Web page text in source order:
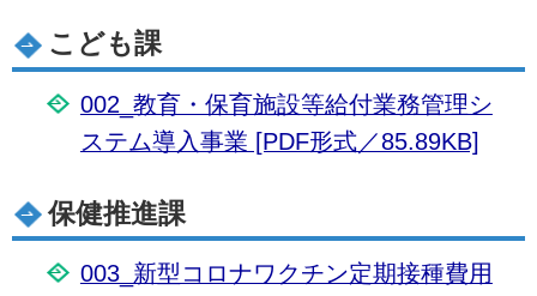
こども課
002_教育・保育施設等給付業務管理シ
ステム導入事業 [PDF形式／85.89KB]
保健推進課
003_新型コロナワクチン定期接種費用